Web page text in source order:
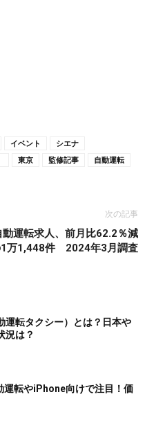
イベント
シエナ
東京 監修記事
自動運転
次の記事
動運転求人、前月比62.2％減
万1,448件 2024年3月調査
運転タクシー）とは？日本や
況は？
運転やiPhone向けで注目！価